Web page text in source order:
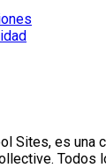
Sites, es una
Todos